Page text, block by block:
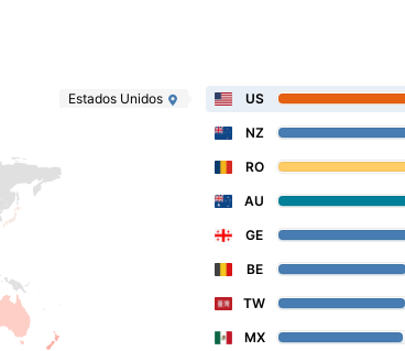
Estados Unidos US
NZ
RO
AU
GE
BE
TW
MX